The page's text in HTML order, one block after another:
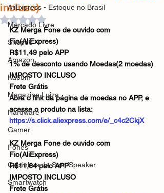
AliExpress - Estoque no Brasil
Mercado Livre
Shopee
Amazon
Kabum
Magazine Luiza
Hardware
Gamer
Fones
Caixinhas de Som/Speaker
Smartwatch
incluso)
Avaliado com NaN de 5 estrelas.
KZ Merga Fone de ouvido com
Fio(AliExpress)
R$11,49 pelo APP
1% de desconto usando Moedas(2 moedas)
IMPOSTO INCLUSO
Frete Grátis
Abra o link da página de moedas no APP, e
acesse o produto na lista:
https://s.click.aliexpress.com/e/_c4c2CkjX
KZ Merga Fone de ouvido com
Fio(AliExpress)
R$11,64 pelo APP
IMPOSTO INCLUSO
Frete Grátis